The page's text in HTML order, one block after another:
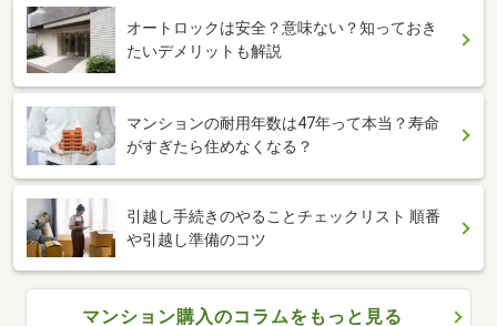
オートロックは安全？意味ない？知っておき
たいデメリットも解説
マンションの耐用年数は47年って本当？寿命
がすぎたら住めなくなる？
引越し手続きのやることチェックリスト 順番
や引越し準備のコツ
マンション購入のコラムをもっと見る